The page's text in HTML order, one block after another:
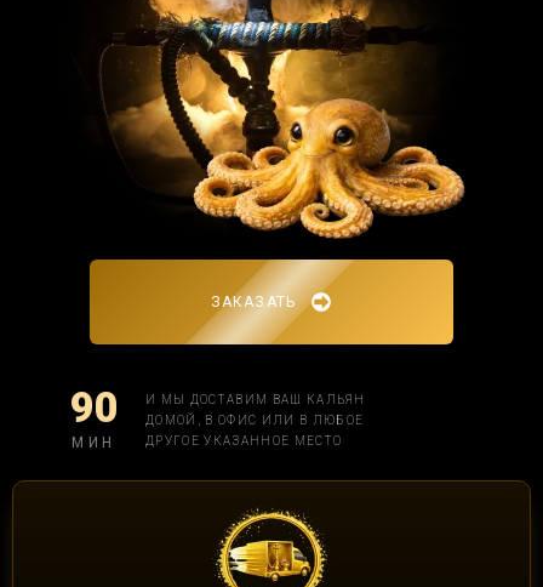
ЗАКАЗАТЬ
90
МИН
И МЫ ДОСТАВИМ ВАШ КАЛЬЯН
ДОМОЙ, В ОФИС ИЛИ В ЛЮБОЕ
ДРУГОЕ УКАЗАННОЕ МЕСТО